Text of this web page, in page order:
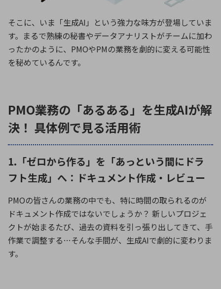
そこに、いま「生成AI」という強力な味方が登場していま
す。まるで熟練の秘書やデータアナリストがチームに加わ
ったかのように、PMOやPMの業務を劇的に変える可能性
を秘めているんです。
PMO業務の「あるある」を生成AIが解
決！ 具体例で見る活用術
1.「ゼロから作る」を「あっという間にドラ
フト生成」へ：ドキュメント作成・レビュー
PMOの皆さんの業務の中でも、特に時間の取られるのが
ドキュメント作成ではないでしょうか？ 新しいプロジェ
クトが始まるたび、過去の資料を引っ張り出してきて、手
作業で調整する…そんな手間が、生成AIで劇的に変わりま
す。